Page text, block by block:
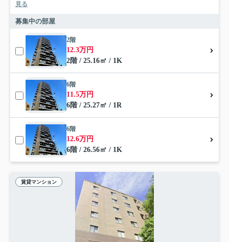
見る
募集中の部屋
2階
12.3万円
2階 / 25.16㎡ / 1K
6階
11.5万円
6階 / 25.27㎡ / 1R
6階
12.6万円
6階 / 26.56㎡ / 1K
賃貸マンション